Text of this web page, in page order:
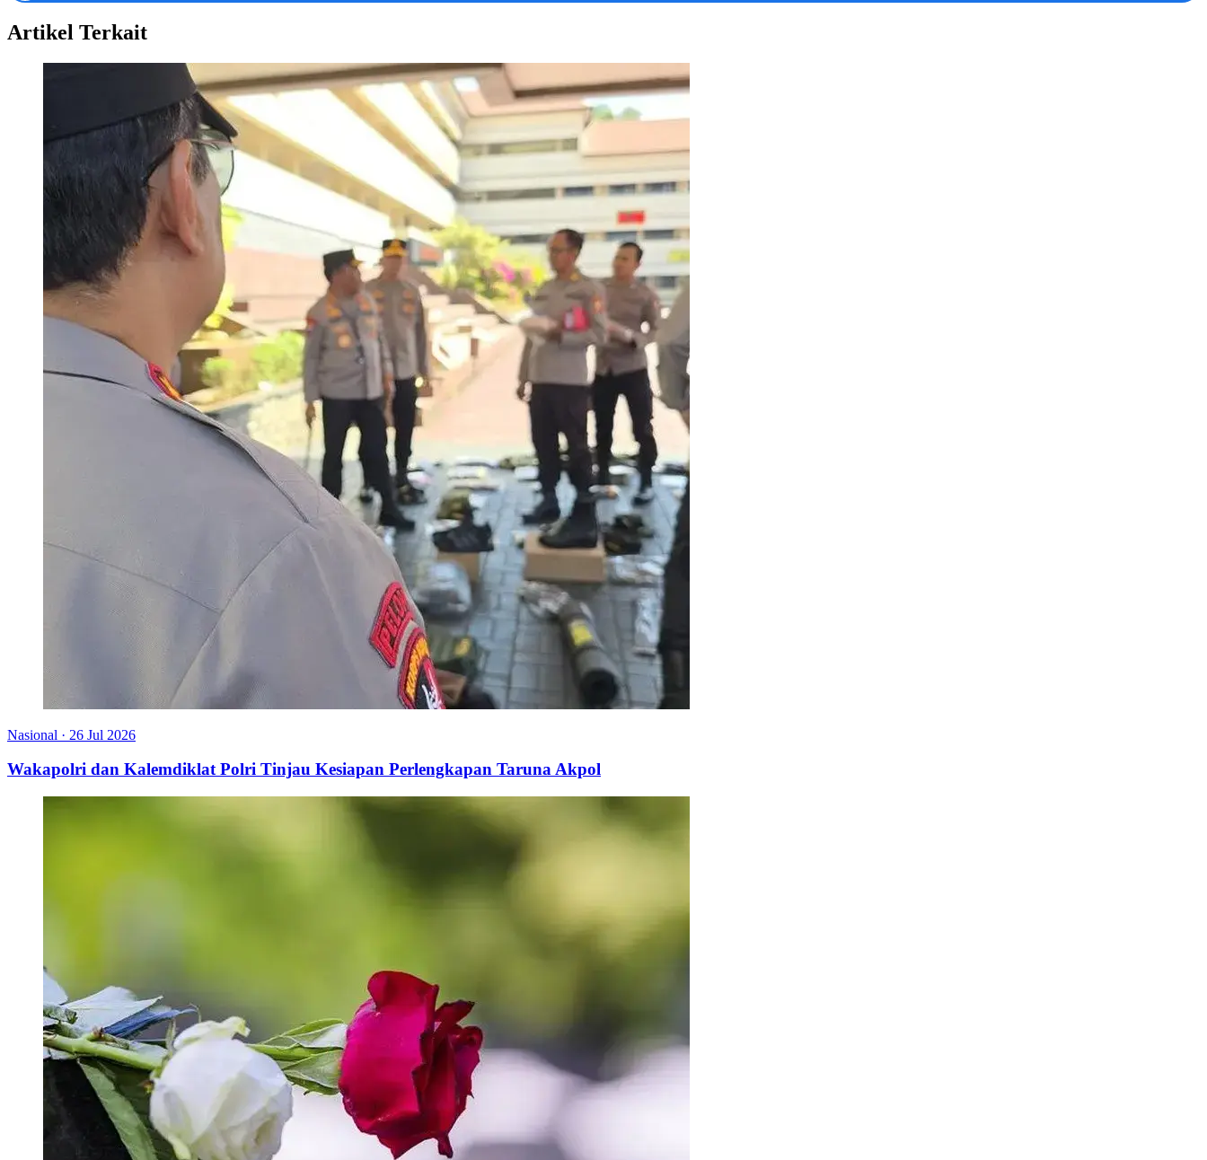
Artikel Terkait
Nasional · 26 Jul 2026
Wakapolri dan Kalemdiklat Polri Tinjau Kesiapan Perlengkapan Taruna Akpol